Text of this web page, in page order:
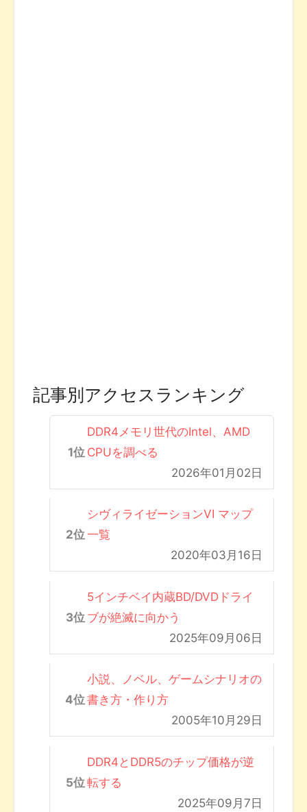
記事別アクセスランキング
DDR4メモリ世代のIntel、AMD
CPUを調べる
2026年01月02日
シヴィライゼーションVI マップ
一覧
2020年03月16日
5インチベイ内蔵BD/DVDドライ
ブが絶滅に向かう
2025年09月06日
小説、ノベル、ゲームシナリオの
書き方・作り方
2005年10月29日
DDR4とDDR5のチップ価格が逆
転する
2025年09月7日